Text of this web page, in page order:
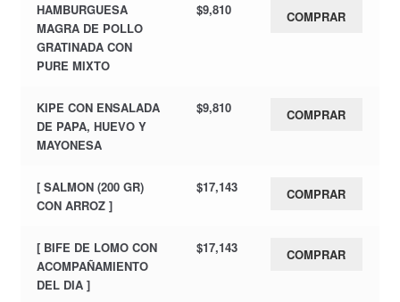
HAMBURGUESA
MAGRA DE POLLO
GRATINADA CON
PURE MIXTO
$9,810 COMPRAR
KIPE CON ENSALADA
DE PAPA, HUEVO Y
MAYONESA
$9,810 COMPRAR
[ SALMON (200 GR)
CON ARROZ ]
$17,143 COMPRAR
[ BIFE DE LOMO CON
ACOMPAÑAMIENTO
DEL DIA ]
$17,143 COMPRAR